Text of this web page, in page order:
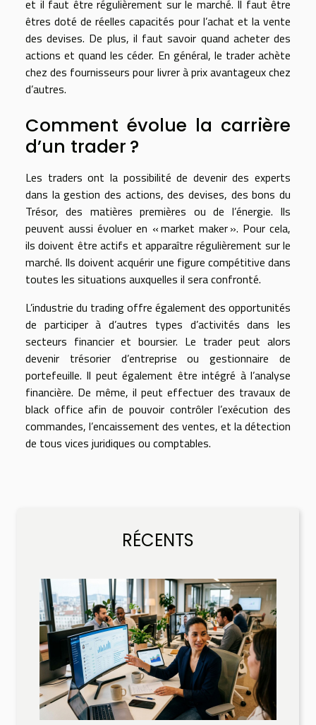
et il faut être régulièrement sur le marché. Il faut être
êtres doté de réelles capacités pour l’achat et la vente
des devises. De plus, il faut savoir quand acheter des
actions et quand les céder. En général, le trader achète
chez des fournisseurs pour livrer à prix avantageux chez
d’autres.
Comment évolue la carrière
d’un trader ?
Les traders ont la possibilité de devenir des experts
dans la gestion des actions, des devises, des bons du
Trésor, des matières premières ou de l’énergie. Ils
peuvent aussi évoluer en « market maker ». Pour cela,
ils doivent être actifs et apparaître régulièrement sur le
marché. Ils doivent acquérir une figure compétitive dans
toutes les situations auxquelles il sera confronté.
L’industrie du trading offre également des opportunités
de participer à d’autres types d’activités dans les
secteurs financier et boursier. Le trader peut alors
devenir trésorier d’entreprise ou gestionnaire de
portefeuille. Il peut également être intégré à l’analyse
financière. De même, il peut effectuer des travaux de
black office afin de pouvoir contrôler l’exécution des
commandes, l’encaissement des ventes, et la détection
de tous vices juridiques ou comptables.
RÉCENTS